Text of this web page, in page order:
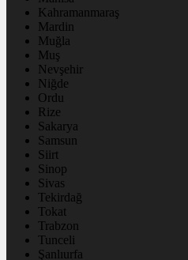
Kahramanmaraş
Mardin
Muğla
Muş
Nevşehir
Niğde
Ordu
Rize
Sakarya
Samsun
Siirt
Sinop
Sivas
Tekirdağ
Tokat
Trabzon
Tunceli
Şanlıurfa